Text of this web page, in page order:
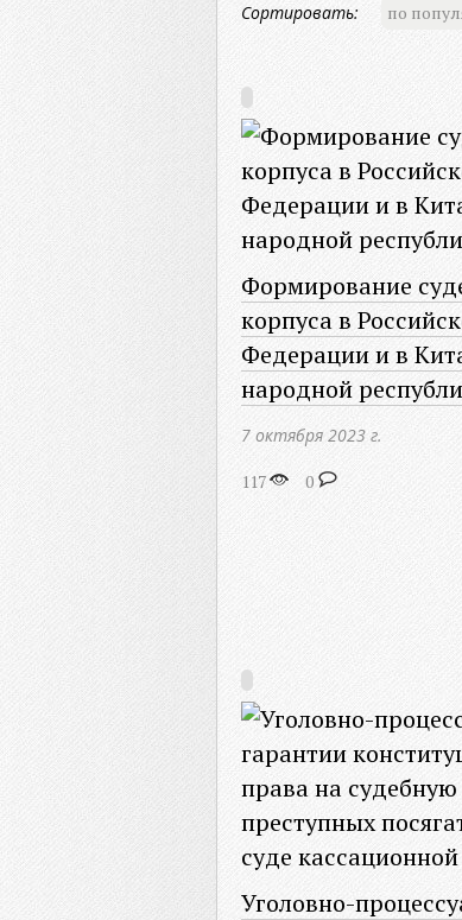
Сортировать: по
Формирование
корпуса в
Федерации и в
народной
7 октября 2023 г.
117 0
Уголовно-